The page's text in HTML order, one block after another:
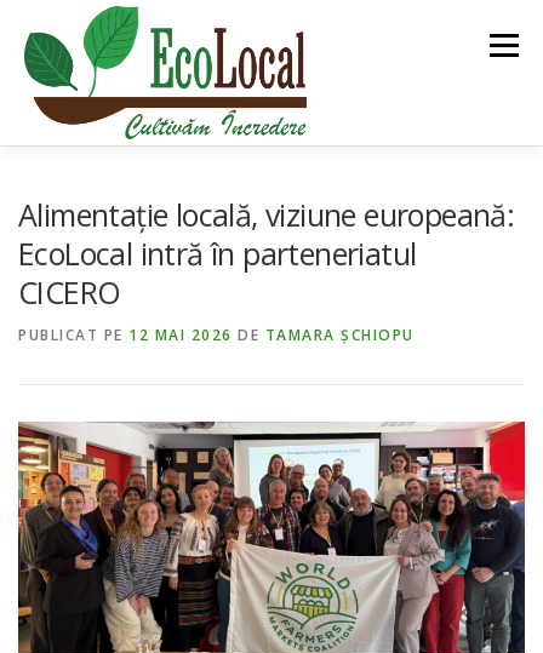
conținut
Meniu
PGS CERT
ROMÂNĂ
Alimentație locală, viziune europeană:
EcoLocal intră în parteneriatul
CICERO
PUBLICAT PE 12 MAI 2026 DE TAMARA ȘCHIOPU